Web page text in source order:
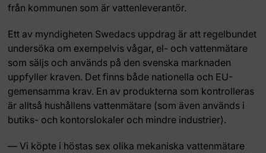
från kommunen som är vattenleverantör.
Ett av myndigheten Swedacs uppdrag är att regelbundet
undersöka om exempelvis vågar, el- och vattenmätare
som säljs och används på den svenska marknaden
uppfyller kraven. Det finns både nationella och EU-
gemensamma krav. En av produkterna som kontrolleras
är alltså hushållens vattenmätare (som även används i
butiks- och kontorslokaler och mindre industrier).
— Vi köpte i höstas sex olika mekaniska vattenmätare